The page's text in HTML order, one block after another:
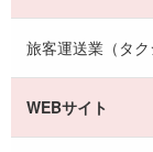
旅客運送業（タク
WEBサイト